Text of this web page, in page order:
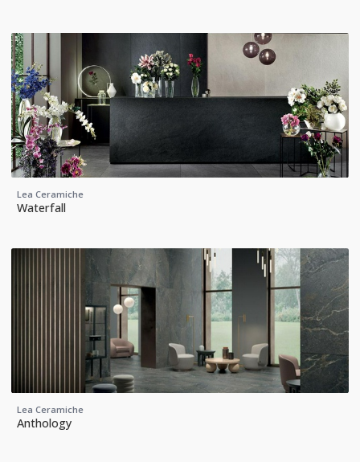
Lea Ceramiche
Waterfall
Lea Ceramiche
Anthology